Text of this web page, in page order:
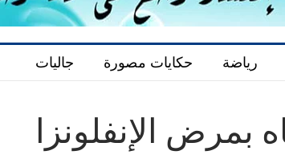
رياضة حكايات مصورة جاليات
اشتباه بمرض الإنفلونزا